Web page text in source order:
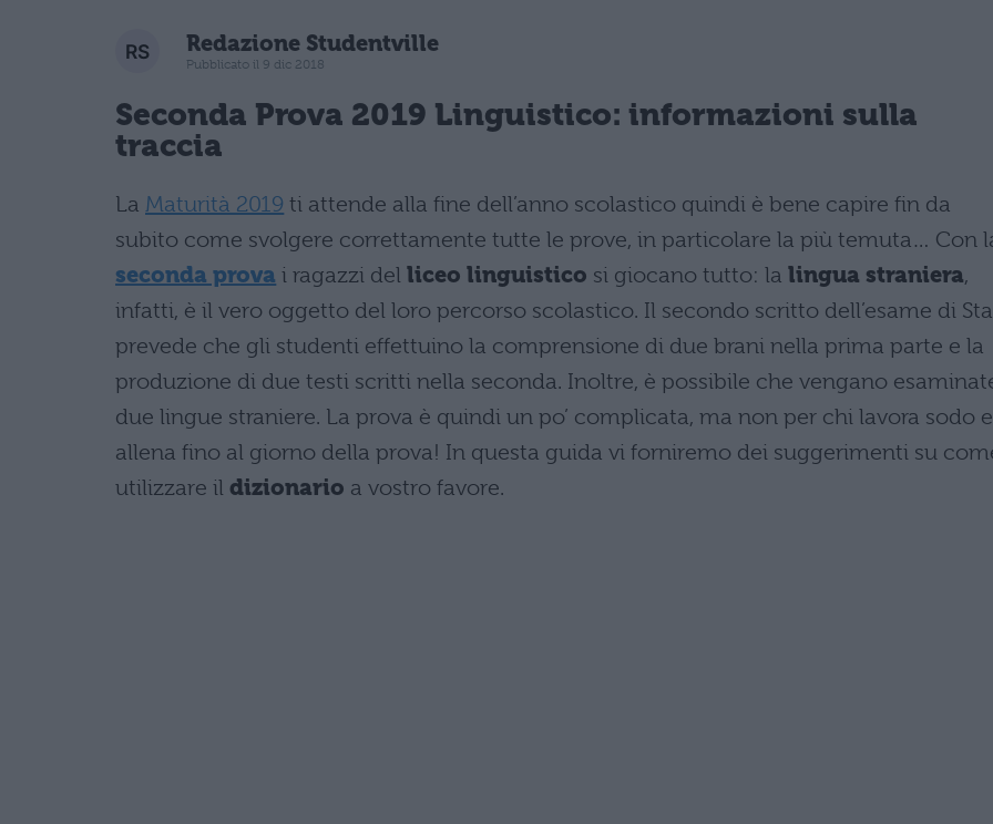
Redazione Studentville
Pubblicato il 9 dic 2018
Seconda Prova 2019 Linguistico: informazioni sulla
traccia
La Maturità 2019 ti attende alla fine dell’anno scolastico quindi è bene capire fin da
subito come svolgere correttamente tutte le prove, in particolare la più temuta… Con
seconda prova i ragazzi del liceo linguistico si giocano tutto: lalingua straniera,
infatti, è il vero oggetto del loro percorso scolastico. Il secondo scritto dell’esame di
prevede che gli studenti effettuino la comprensione di due brani nella prima parte e la
produzione di due testi scritti nella seconda. Inoltre, è possibile che vengano
due lingue straniere. La prova è quindi un po’ complicata, ma non per chi lavora sodo
allena fino al giorno della prova! In questa guida vi forniremo dei suggerimenti su
utilizzare il dizionario a vostro favore.